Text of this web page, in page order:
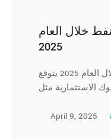
خلال العام
2025
تحليل إتجاه أسعار النفط خلال العام 2025 يتوقع
April 9, 2025